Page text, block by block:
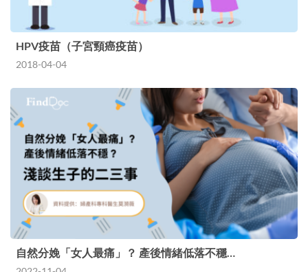
HPV疫苗（子宮頸癌疫苗）
2018-04-04
自然分娩「女人最痛」？ 產後情緒低落不穩…